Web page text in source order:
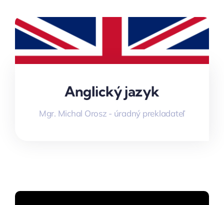
Anglický jazyk
Mgr. Michal Orosz - úradný prekladateľ